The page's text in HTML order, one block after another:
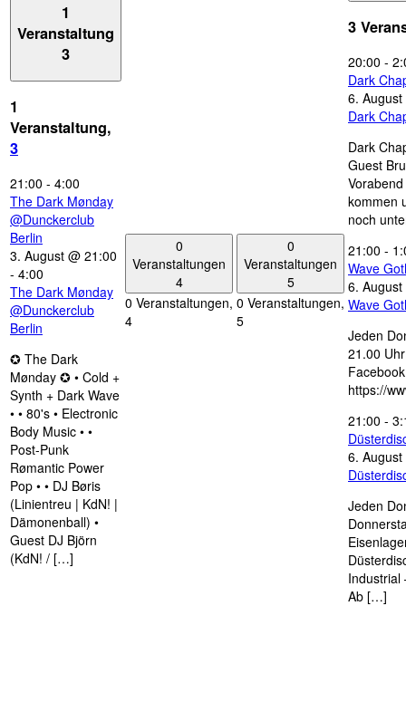
1
Veranstaltung
3
1
Veranstaltung,
3
21:00 - 4:00
The Dark Mønday
@Dunckerclub
Berlin
3. August @ 21:00
- 4:00
The Dark Mønday
@Dunckerclub
Berlin
✪ The Dark
Mønday ✪ • Cold +
Synth + Dark Wave
• • 80's • Electronic
Body Music • •
Post-Punk
Rømantic Power
Pop • • DJ Børis
(Linientreu | KdN! |
Dämonenball) •
Guest DJ Björn
(KdN! / […]
0
Veranstaltungen
4
0 Veranstaltungen,
4
0
Veranstaltungen
5
0 Veranstaltungen,
5
3
20:00 -
Dark
6.
Dark
Dark
Guest
kommen
noch
21:00 -
Wave
6.
Wave
Jeden
21.00
https://
21:00 -
6.
Jeden
Industrial
Ab […]